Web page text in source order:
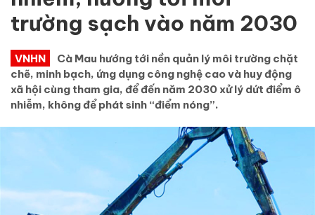
trường sạch vào năm 2030
VNHN
Cà Mau hướng tới nền quản lý môi trường chặt
chẽ, minh bạch, ứng dụng công nghệ cao và huy động
xã hội cùng tham gia, để đến năm 2030 xử lý dứt điểm ô
nhiễm, không để phát sinh “điểm nóng”.